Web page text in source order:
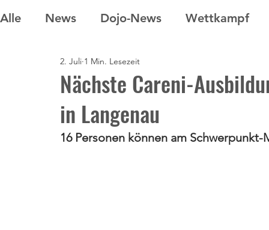
Alle News Dojo-News Wettkampf
Nachwuchs Prüfungen
Sommercamp Umfrage
Nächste Careni-
in Langenau
2. Juli 1 Min. Lesezeit
16 Personen können am